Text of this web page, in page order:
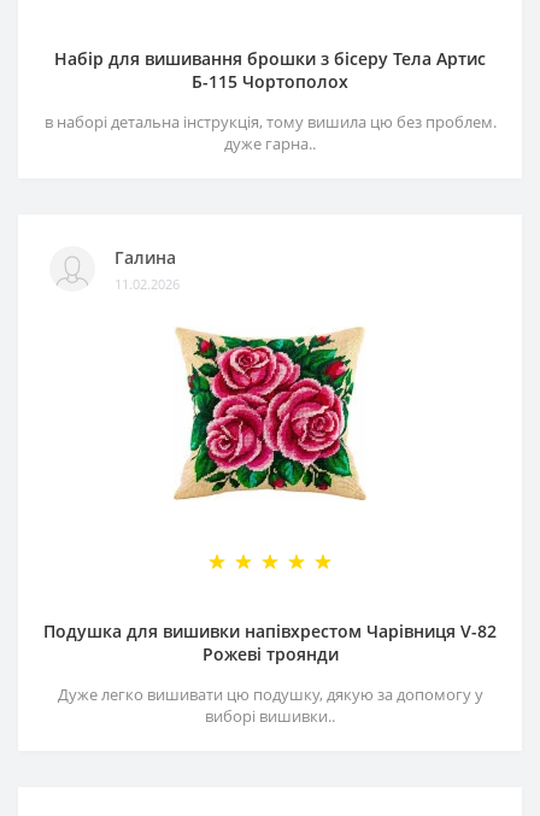
Набір для вишивання брошки з бісеру Тела Артис
Б-115 Чортополох
в наборі детальна інструкція, тому вишила цю без проблем.
дуже гарна..
Галина
11.02.2026
Подушка для вишивки напівхрестом Чарівниця V-82
Рожеві троянди
Дуже легко вишивати цю подушку, дякую за допомогу у
виборі вишивки..